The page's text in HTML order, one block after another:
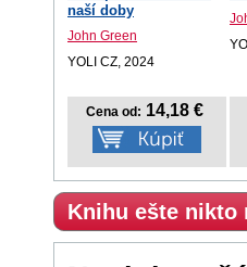
naší doby
John Green
YOLI CZ, 2024
Cena od: 14,18 €
Knihu ešte nikto